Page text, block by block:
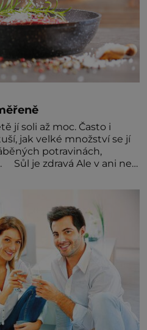
jí soli až moc. Často i
jak velké množství se jí
potravinách,
Sůl je zdravá Ale v ani ne
sodík a chlór – jsou